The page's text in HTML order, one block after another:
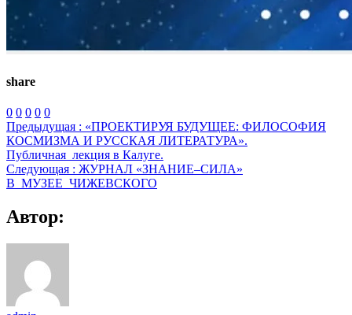
share
0 0 0 0 0
Предыдущая : «ПРОЕКТИРУЯ БУДУЩЕЕ: ФИЛОСОФИЯ
КОСМИЗМА И РУССКАЯ ЛИТЕРАТУРА».
Публичная_лекция в Калуге.
Следующая : ЖУРНАЛ «ЗНАНИЕ–СИЛА»
В_МУЗЕЕ_ЧИЖЕВСКОГО
Автор: